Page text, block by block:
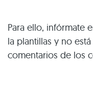
Para ello, infórmate
la plantillas y no
comentarios de los